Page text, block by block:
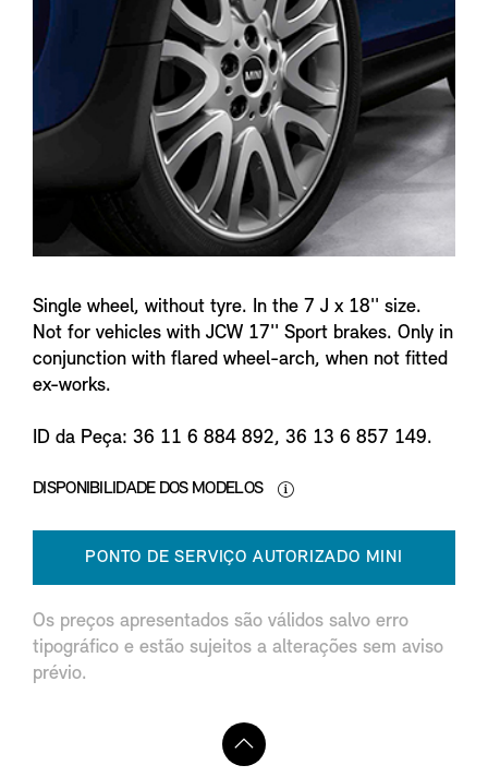
Single wheel, without tyre. In the 7 J x 18'' size.
Not for vehicles with JCW 17'' Sport brakes. Only in
conjunction with flared wheel-arch, when not fitted
ex-works.
ID da Peça: 36 11 6 884 892, 36 13 6 857 149.
DISPONIBILIDADE DOS MODELOS
PONTO DE SERVIÇO AUTORIZADO MINI
Os preços apresentados são válidos salvo erro
tipográfico e estão sujeitos a alterações sem aviso
prévio.